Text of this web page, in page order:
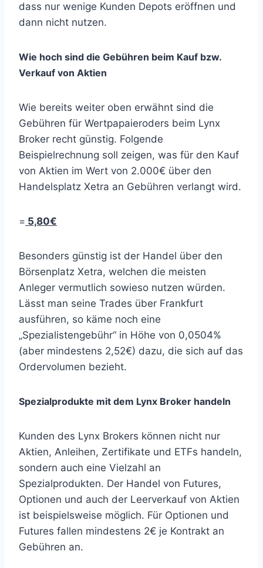
dass nur wenige Kunden Depots eröffnen und
dann nicht nutzen.
Wie hoch sind die Gebühren beim Kauf bzw.
Verkauf von Aktien
Wie bereits weiter oben erwähnt sind die
Gebühren für Wertpapaieroders beim Lynx
Broker recht günstig. Folgende
Beispielrechnung soll zeigen, was für den Kauf
von Aktien im Wert von 2.000€ über den
Handelsplatz Xetra an Gebühren verlangt wird.
= 5,80€
Besonders günstig ist der Handel über den
Börsenplatz Xetra, welchen die meisten
Anleger vermutlich sowieso nutzen würden.
Lässt man seine Trades über Frankfurt
ausführen, so käme noch eine
„Spezialistengebühr“ in Höhe von 0,0504%
(aber mindestens 2,52€) dazu, die sich auf das
Ordervolumen bezieht.
Spezialprodukte mit dem Lynx Broker handeln
Kunden des Lynx Brokers können nicht nur
Aktien, Anleihen, Zertifikate und ETFs handeln,
sondern auch eine Vielzahl an
Spezialprodukten. Der Handel von Futures,
Optionen und auch der Leerverkauf von Aktien
ist beispielsweise möglich. Für Optionen und
Futures fallen mindestens 2€ je Kontrakt an
Gebühren an.